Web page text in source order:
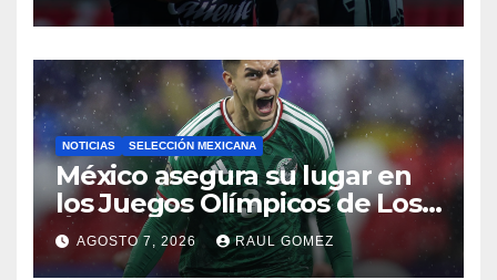
NOTICIAS SELECCIÓN MEXICANA
México asegura su lugar en
los Juegos Olímpicos de Los
Ángeles 2028
AGOSTO 7, 2026 RAUL GOMEZ